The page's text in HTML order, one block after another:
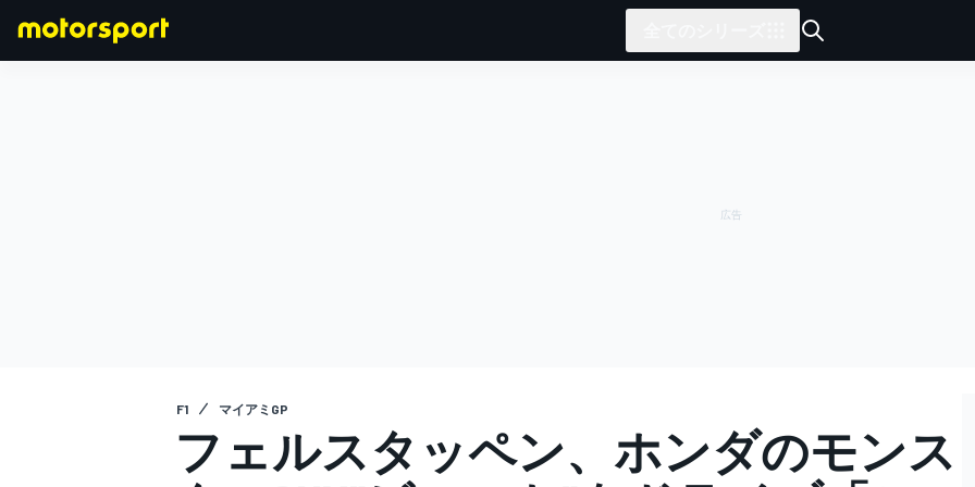
F1 マイアミGP
フェルスタッペン、ホンダのモンス